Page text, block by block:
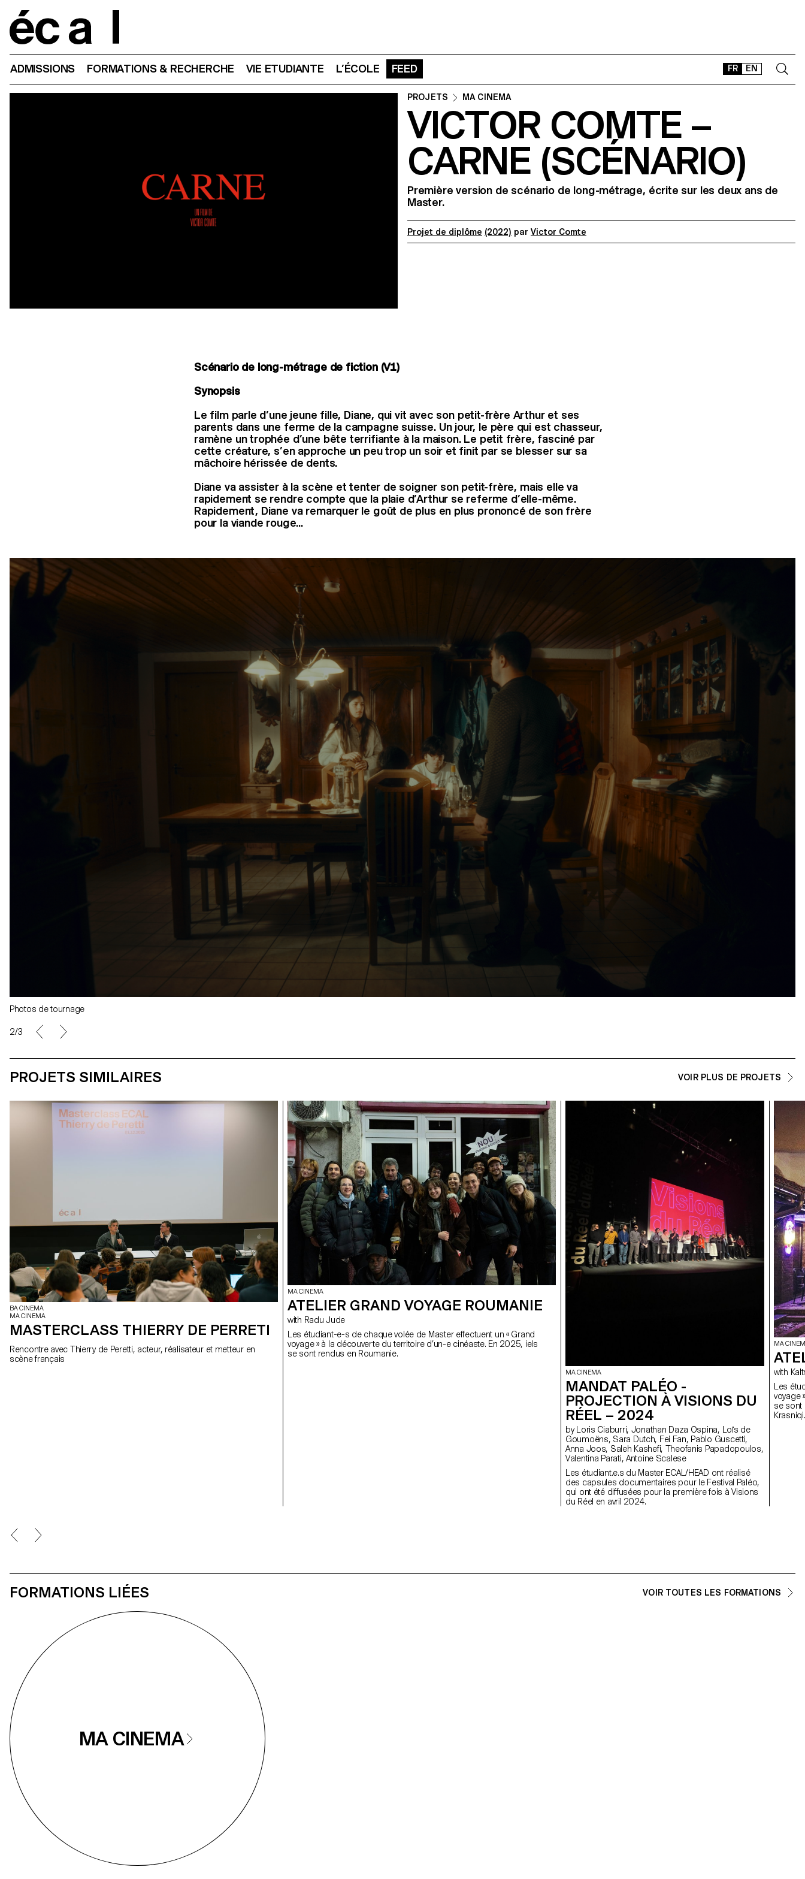
FR EN
ADMISSIONS FORMATIONS & RECHERCHE VIE ETUDIANTE L’ÉCOLE FEED
SHOP
TYPEFACES
OFFLINE-ONLINE
Instagram
Facebook
LinkedIn
Vimeo
PROJETS MA CINEMA
VICTOR COMTE –
CARNE (SCÉNARIO)
Première version de scénario de long-métrage, écrite sur les deux ans de
Master.
Projet de diplôme (2022) par Victor Comte
Scénario de long-métrage de fiction (V1)
Synopsis
Le film parle d’une jeune fille, Diane, qui vit avec son petit-frère Arthur et ses
parents dans une ferme de la campagne suisse. Un jour, le père qui est chasseur,
ramène un trophée d’une bête terrifiante à la maison. Le petit frère, fasciné par
cette créature, s’en approche un peu trop un soir et finit par se blesser sur sa
mâchoire hérissée de dents.
Diane va assister à la scène et tenter de soigner son petit-frère, mais elle va
rapidement se rendre compte que la plaie d’Arthur se referme d’elle-même.
Rapidement, Diane va remarquer le goût de plus en plus prononcé de son frère
pour la viande rouge...
Photos de tournage
2/3
PROJETS SIMILAIRES VOIR PLUS DE PROJETS
BA CINEMA
MA CINEMA
MASTERCLASS THIERRY DE PERRETI
Rencontre avec Thierry de Peretti, acteur, réalisateur et metteur en
scène français
MA CINEMA
ATELIER GRAND VOYAGE ROUMANIE
with Radu Jude
Les étudiant-e-s de chaque volée de Master effectuent un « Grand
voyage » à la découverte du territoire d’un-e cinéaste. En 2025, iels
se sont rendus en Roumanie.
MA CINEMA
MANDAT PALÉO -
PROJECTION À VISIONS DU
RÉEL – 2024
by Loris Ciaburri, Jonathan Daza Ospina, Loïs de
Goumoëns, Sara Dutch, Fei Fan, Pablo Guscetti,
Anna Joos, Saleh Kashefi, Theofanis Papadopoulos,
Valentina Parati, Antoine Scalese
Les étudiant.e.s du Master ECAL/HEAD ont réalisé
des capsules documentaires pour le Festival Paléo,
qui ont été diffusées pour la première fois à Visions
du Réel en avril 2024.
MA
with
Les
voyage
se sont
Krasniqi.
FORMATIONS LIÉES VOIR TOUTES LES FORMATIONS
MA CINEMA